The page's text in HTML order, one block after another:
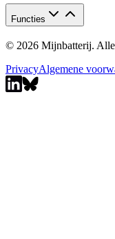
Functies
© 2026 Mijnbatterij. Alle
PrivacyAlgemene